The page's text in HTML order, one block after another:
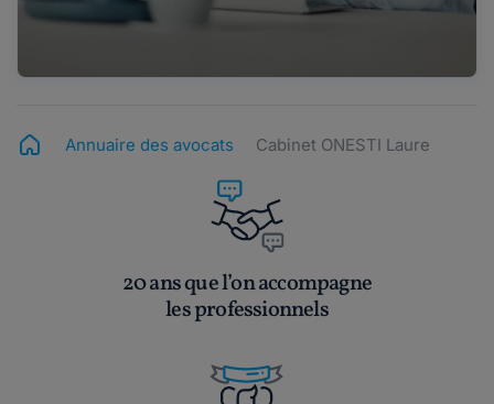
Annuaire des avocats Cabinet ONESTI Laure
20 ans que l’on accompagne
les professionnels